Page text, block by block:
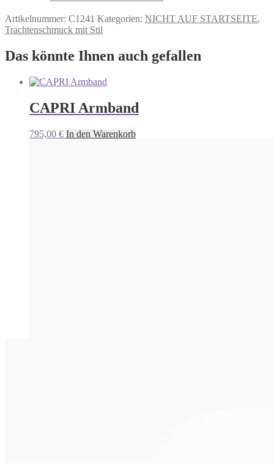
Artikelnummer: C1241 Kategorien: NICHT AUF STARTSEITE,
Trachtenschmuck mit Stil
Das könnte Ihnen auch gefallen
CAPRI Armband
795,00 € In den Warenkorb